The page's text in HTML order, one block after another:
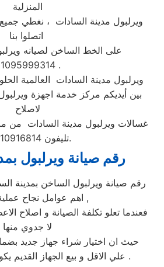
المنزلية
ويرلبول مدينة السادات ، نغطي
اتصلوا بنا
على الخط الساخن لصيانه
01095999314 .
ويرلبول مدينة السادات العالمية
بين أيديكم مركز خدمة اجهزة
لاصلاح
غسالات ويرلبول مدينة السادات من
تليفون 01010916814.
رقم صيانة ويرلبول
رقم صيانة ويرلبول الساخن بمدينة
اهم عوامل نجاح عملية الاصلاح ,
فعندما تعلو تكلفة الصيانة و اصلاح
لا جدوي منها
حيث ان اختيار شراء جهاز جديد
علي الاقل و بيع الجهاز القديم يكون هو الاختيار الأمثل .